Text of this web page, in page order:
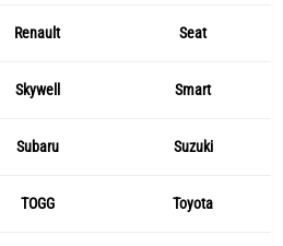
Renault Seat
Skywell Smart
Subaru Suzuki
TOGG Toyota